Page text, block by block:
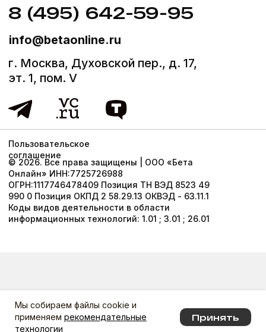
Мы собираем файлы cookie и
применяем рекомендательные
технологии
Принять